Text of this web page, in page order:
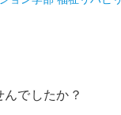
んでしたか？